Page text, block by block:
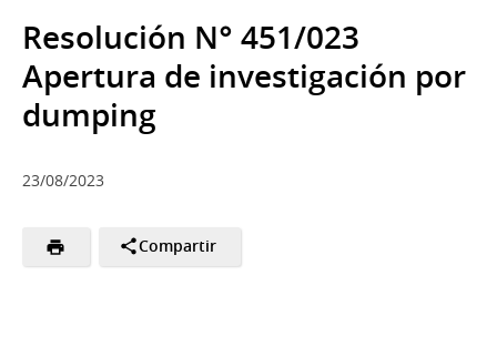
Resolución N° 451/023
Apertura de investigación por
dumping
23/08/2023
Compartir